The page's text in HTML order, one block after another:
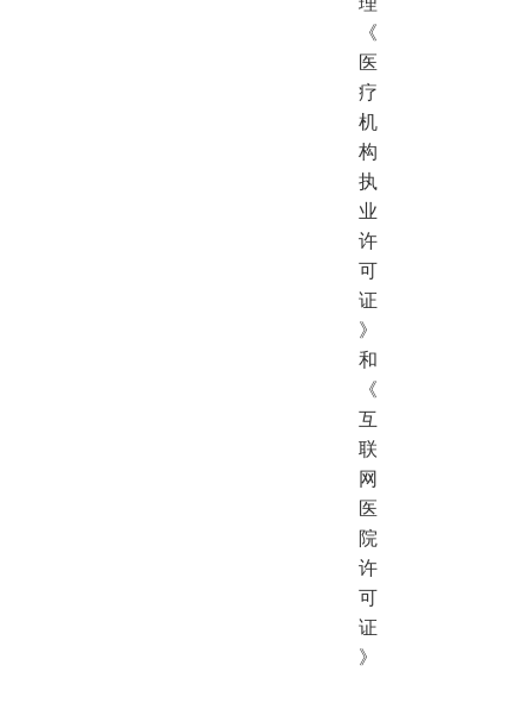
《
医
疗
机
构
执
业
许
可
证
》
和
《
互
联
网
医
院
许
可
证
》